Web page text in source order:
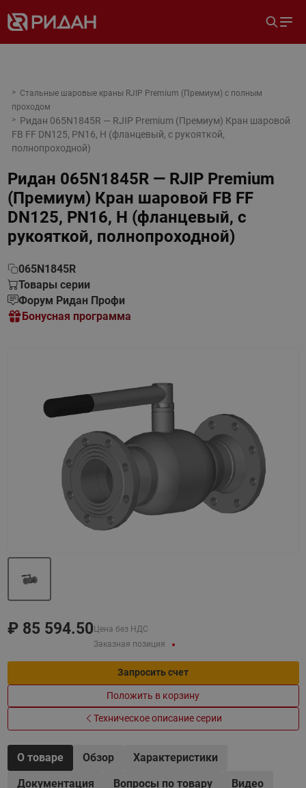
Стальные шаровые краны RJIP Premium (Премиум) с полным
проходом
Ридан 065N1845R — RJIP Premium (Премиум) Кран шаровой
FB FF DN125, PN16, H (фланцевый, с рукояткой,
полнопроходной)
Ридан 065N1845R — RJIP Premium
(Премиум) Кран шаровой FB FF
DN125, PN16, H (фланцевый, с
рукояткой, полнопроходной)
065N1845R
Товары серии
Форум Ридан Профи
Бонусная программа
₽ 85 594.50 Цена без НДС
Заказная позиция
Запросить счет
Положить в корзину
Техническое описание серии
О товаре Обзор
Характеристики
Документация
Вопросы по товару Видео